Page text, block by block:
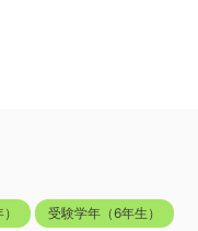
受験学年（6年生）